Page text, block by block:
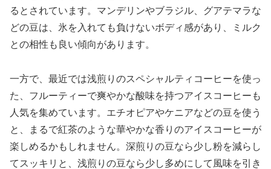
るとされています。マンデリンやブラジル、グアテマラな
どの豆は、氷を入れても負けないボディ感があり、ミルク
との相性も良い傾向があります。
一方で、最近では浅煎りのスペシャルティコーヒーを使っ
た、フルーティーで爽やかな酸味を持つアイスコーヒーも
人気を集めています。エチオピアやケニアなどの豆を使う
と、まるで紅茶のような華やかな香りのアイスコーヒーが
楽しめるかもしれません。深煎りの豆なら少し粉を減らし
てスッキリと、浅煎りの豆なら少し多めにして風味を引き